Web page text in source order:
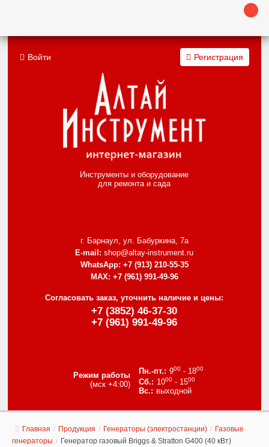
Инструменты и оборудование
для ремонта и сада
г. Барнаул, ул. Бабуркина, 7а
E-mail: shop@altay-instrument.ru
WhatsApp: +7 (913) 210-55-35
MAX: +7 (961) 991-49-96
Согласовать заказ, уточнить наличие и цены:
+7 (3852) 46-37-30
+7 (961) 991-49-96
Режим работы
(мск +4:00)
900- 1800
1000- 1500
выходной
Войти Регистрация
Главная / Продукция / Генераторы (электростанции) / Газовые
генераторы / Генератор газовый Briggs & Stratton G400 (40 кВт)